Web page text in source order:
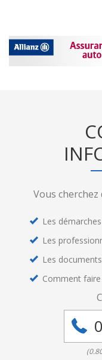
Vous
Les
Les
Les
Comment